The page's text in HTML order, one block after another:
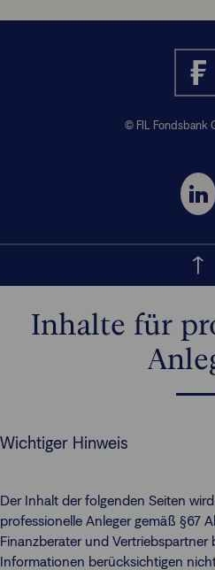
© FIL Fondsbank
Inhalte für
Wichtiger Hinweis
Der Inhalt der folgenden Seiten
professionelle Anleger gemäß §67
Finanzberater und Vertriebspartner
Informationen berücksichtigen